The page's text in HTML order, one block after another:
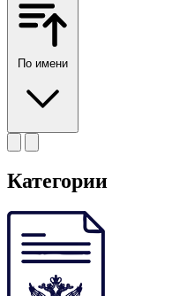
По имени
Категории